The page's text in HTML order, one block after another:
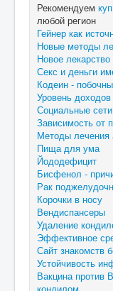
Рекомендуем
любой регион
Гейнер как
Новые методы
Новое лекарство
Секс и деньги
Кодеин -
Уровень
Социальные
Зависимость от
Методы лечения
Пища для ума
Йододефицит
Бисфенол -
Рак
Корочки в носу
Вендиспансеры
Удаление
Эффективное
Сайт знакомств
Устойчивость
Вакцина против